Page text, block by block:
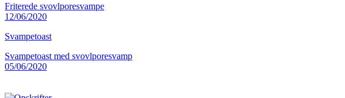
Friterede svovlporesvampe
12/06/2020
Svampetoast
Svampetoast med svovlporesvamp
05/06/2020